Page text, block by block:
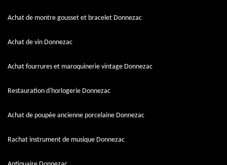
Achat de montre gousset et bracelet Donnezac
Achat de vin Donnezac
Achat fourrures et maroquinerie vintage Donnezac
Restauration d'horlogerie Donnezac
Achat de poupée ancienne porcelaine Donnezac
Rachat instrument de musique Donnezac